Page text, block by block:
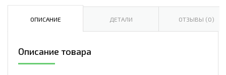
сэндвич-
ширина
1000
ОПИСАНИЕ ДЕТАЛИ ОТЗЫВЫ (0)
Описание товара